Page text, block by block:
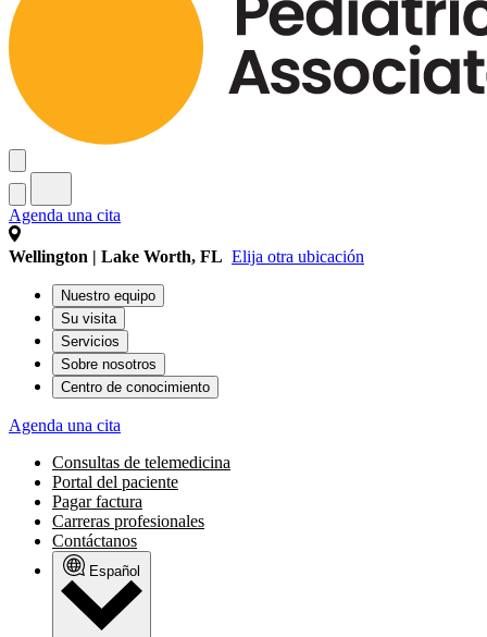
Agenda una cita
Wellington | Lake Worth, FL Elija otra ubicación
Nuestro equipo
Su visita
Servicios
Sobre nosotros
Centro de conocimiento
Agenda una cita
Consultas de telemedicina
Portal del paciente
Pagar factura
Carreras profesionales
Contáctanos
Español